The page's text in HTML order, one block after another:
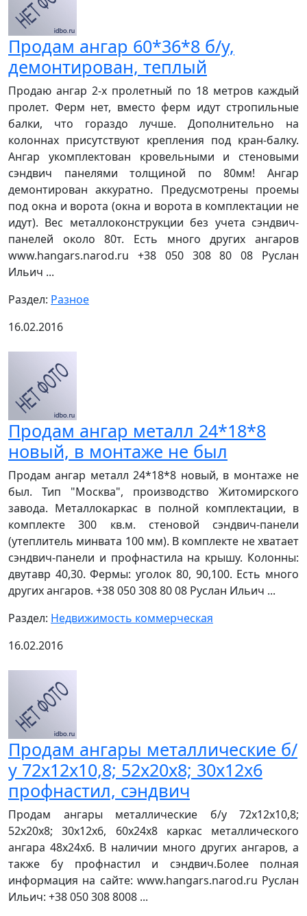
Продам ангар 60*36*8 б/у,
демонтирован, теплый
Продаю ангар 2-х пролетный по 18 метров каждый
пролет. Ферм нет, вместо ферм идут стропильные
балки, что гораздо лучше. Дополнительно на
колоннах присутствуют крепления под кран-балку.
Ангар укомплектован кровельными и стеновыми
сэндвич панелями толщиной по 80мм! Ангар
демонтирован аккуратно. Предусмотрены проемы
под окна и ворота (окна и ворота в комплектации не
идут). Вес металлоконструкции без учета сэндвич-
панелей около 80т. Есть много других ангаров
www.hangars.narod.ru +38 050 308 80 08 Руслан
Ильич ...
Раздел: Разное
16.02.2016
Продам ангар металл 24*18*8
новый, в монтаже не был
Продам ангар металл 24*18*8 новый, в монтаже не
был. Тип "Москва", производство Житомирского
завода. Металлокаркас в полной комплектации, в
комплекте 300 кв.м. стеновой сэндвич-панели
(утеплитель минвата 100 мм). В комплекте не хватает
сэндвич-панели и профнастила на крышу. Колонны:
двутавр 40,30. Фермы: уголок 80, 90,100. Есть много
других ангаров. +38 050 308 80 08 Руслан Ильич ...
Раздел: Недвижимость коммерческая
16.02.2016
Продам ангары металлические б/
у 72х12х10,8; 52х20х8; 30х12х6
профнастил, сэндвич
Продам ангары металлические б/у 72х12х10,8;
52х20х8; 30х12х6, 60х24х8 каркас металлического
ангара 48х24х6. В наличии много других ангаров, а
также бу профнастил и сэндвич.Более полная
информация на сайте: www.hangars.narod.ru Руслан
Ильич: +38 050 308 8008 ...